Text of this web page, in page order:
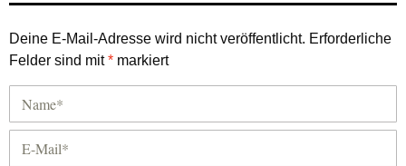
Deine E-Mail-Adresse wird nicht veröffentlicht. Erforderliche
Felder sind mit* markiert